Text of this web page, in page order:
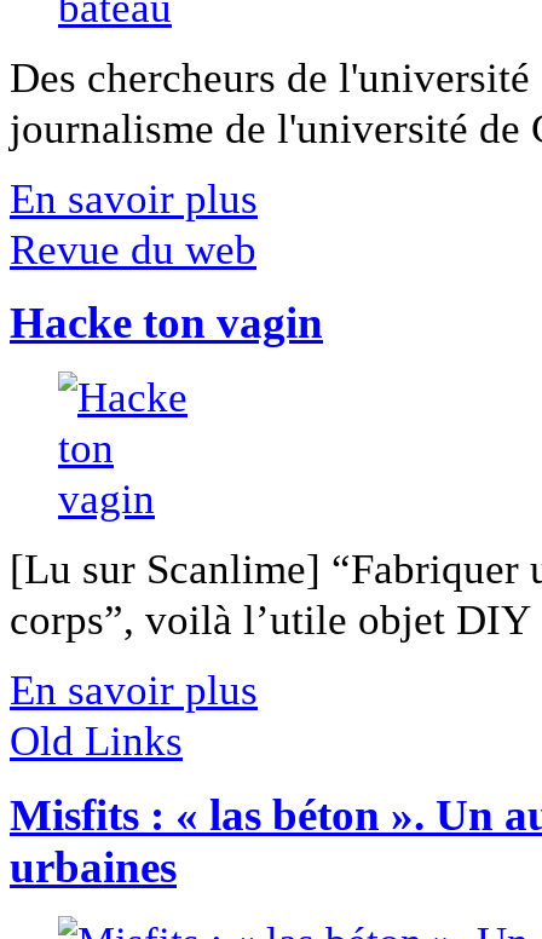
Des chercheurs de
journalisme de l'université
En savoir plus
Revue du web
Hacke ton vagin
[Lu sur Scanlime] “Fabriquer
corps”, voilà l’utile objet
En savoir plus
Old Links
Misfits : « las béton ». Un
urbaines